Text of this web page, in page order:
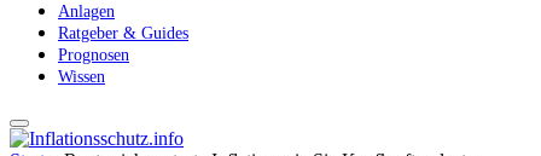
Anlagen
Ratgeber & Guides
Prognosen
Wissen